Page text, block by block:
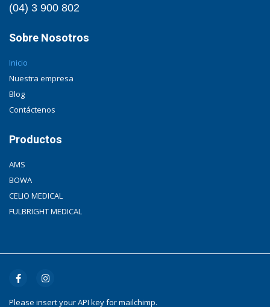
(04) 3 900 802
Sobre Nosotros
Inicio
Nuestra empresa
Blog
Contáctenos
Productos
AMS
BOWA
CELIO MEDICAL
FULBRIGHT MEDICAL
Please insert your API key for mailchimp.